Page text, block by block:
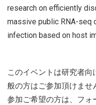
research on efficiently
massive public RNA-seq
infection based on host
このイベントは研究者
般の方はご参加頂けま
参加ご希望の方は、フ